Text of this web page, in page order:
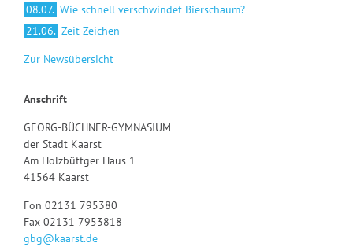
08.07. Wie schnell verschwindet Bierschaum?
21.06. Zeit Zeichen
Zur Newsübersicht
Anschrift
GEORG-BÜCHNER-GYMNASIUM
der Stadt Kaarst
Am Holzbüttger Haus 1
41564 Kaarst
Fon 02131 795380
Fax 02131 7953818
gbg@kaarst.de